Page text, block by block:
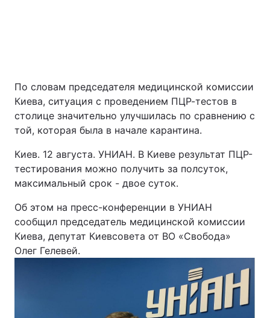
Головна Війна
Україна Політика
Економіка Світ
РЕГІОНИ
Харків
По словам председателя медицинской комиссии
Киева, ситуация с проведением ПЦР-тестов в
столице значительно улучшилась по сравнению с
той, которая была в начале карантина.
Киев. 12 августа. УНИАН. В Киеве результат ПЦР-
тестирования можно получить за полсуток,
максимальный срок - двое суток.
Об этом на пресс-конференции в УНИАН
сообщил председатель медицинской комиссии
Киева, депутат Киевсовета от ВО «Свобода»
Олег Гелевей.